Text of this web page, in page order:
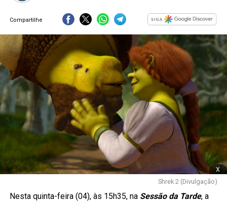
Compartilhe
x
Shrek 2 (Divulgação)
Nesta quinta-feira (04), às 15h35, na Sessão da Tarde, a